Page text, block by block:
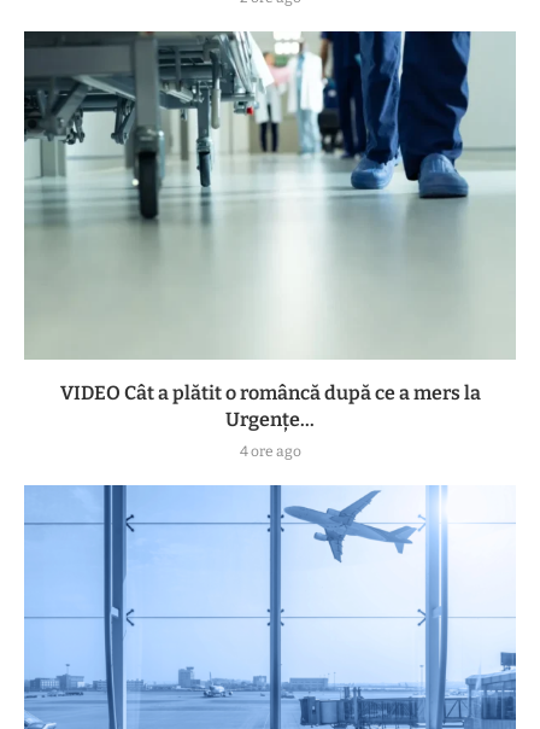
VIDEO Cât a plătit o româncă după ce a mers la
Urgențe...
4 ore ago